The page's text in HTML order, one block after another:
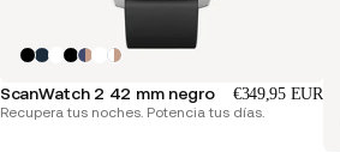
ScanWatch 2 42 mm negro €349,95 EUR
Recupera tus noches. Potencia tus días.